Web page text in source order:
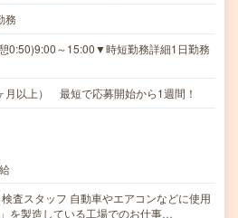
務
0:50)9:00～15:00▼時短勤務詳細1日勤務
月以上） 最短で応募開始から1週間！
査スタッフ 自動車やエアコンなどに使用
を製造している工場でのお仕事…